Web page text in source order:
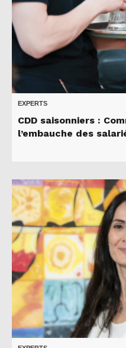
EXPERTS
CDD saisonniers :
l’embauche des